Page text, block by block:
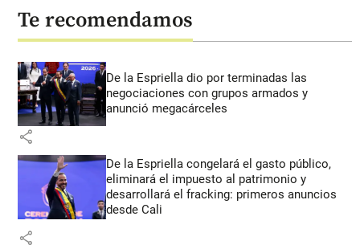
Te recomendamos
De la Espriella dio por terminadas las
negociaciones con grupos armados y
anunció megacárceles
share
De la Espriella congelará el gasto público,
eliminará el impuesto al patrimonio y
desarrollará el fracking: primeros anuncios
desde Cali
share